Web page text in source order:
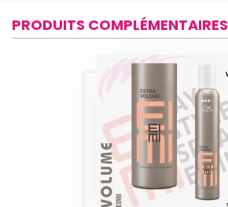
PRODUITS COMPLÉMENTAIRES
EXTRA VOLUME
EIMI WELLA 300ML
Produits